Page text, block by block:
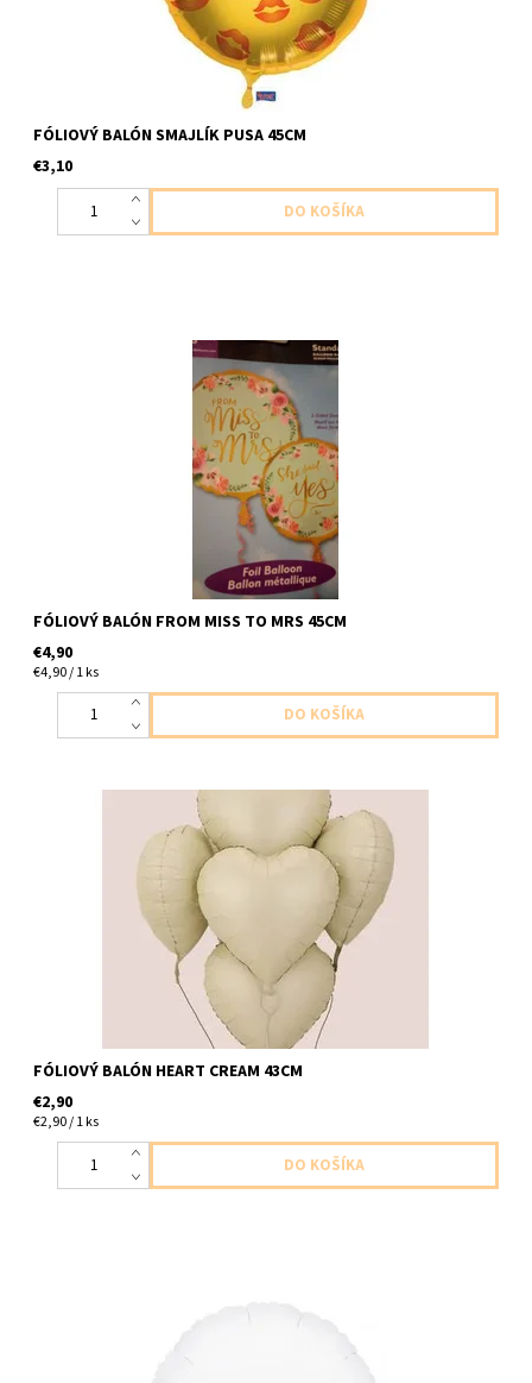
FÓLIOVÝ BALÓN SMAJLÍK PUSA 45CM
€3,10
foliovy balon z jednej strany s napisom from miss to mrs, druhej
strany s napisom she said jes 1ks v baleni velkost 45cm
FÓLIOVÝ BALÓN FROM MISS TO MRS 45CM
€4,90
€4,90 / 1 ks
foliovy balon v tvare srdca kremovy 1ks v baleni velkost 43cm
dodavame nenafukany
FÓLIOVÝ BALÓN HEART CREAM 43CM
€2,90
€2,90 / 1 ks
fóliový balón v tvare kruhu biely 1ksv baleni velkost 47cm balón
dodávame nenafúkaný